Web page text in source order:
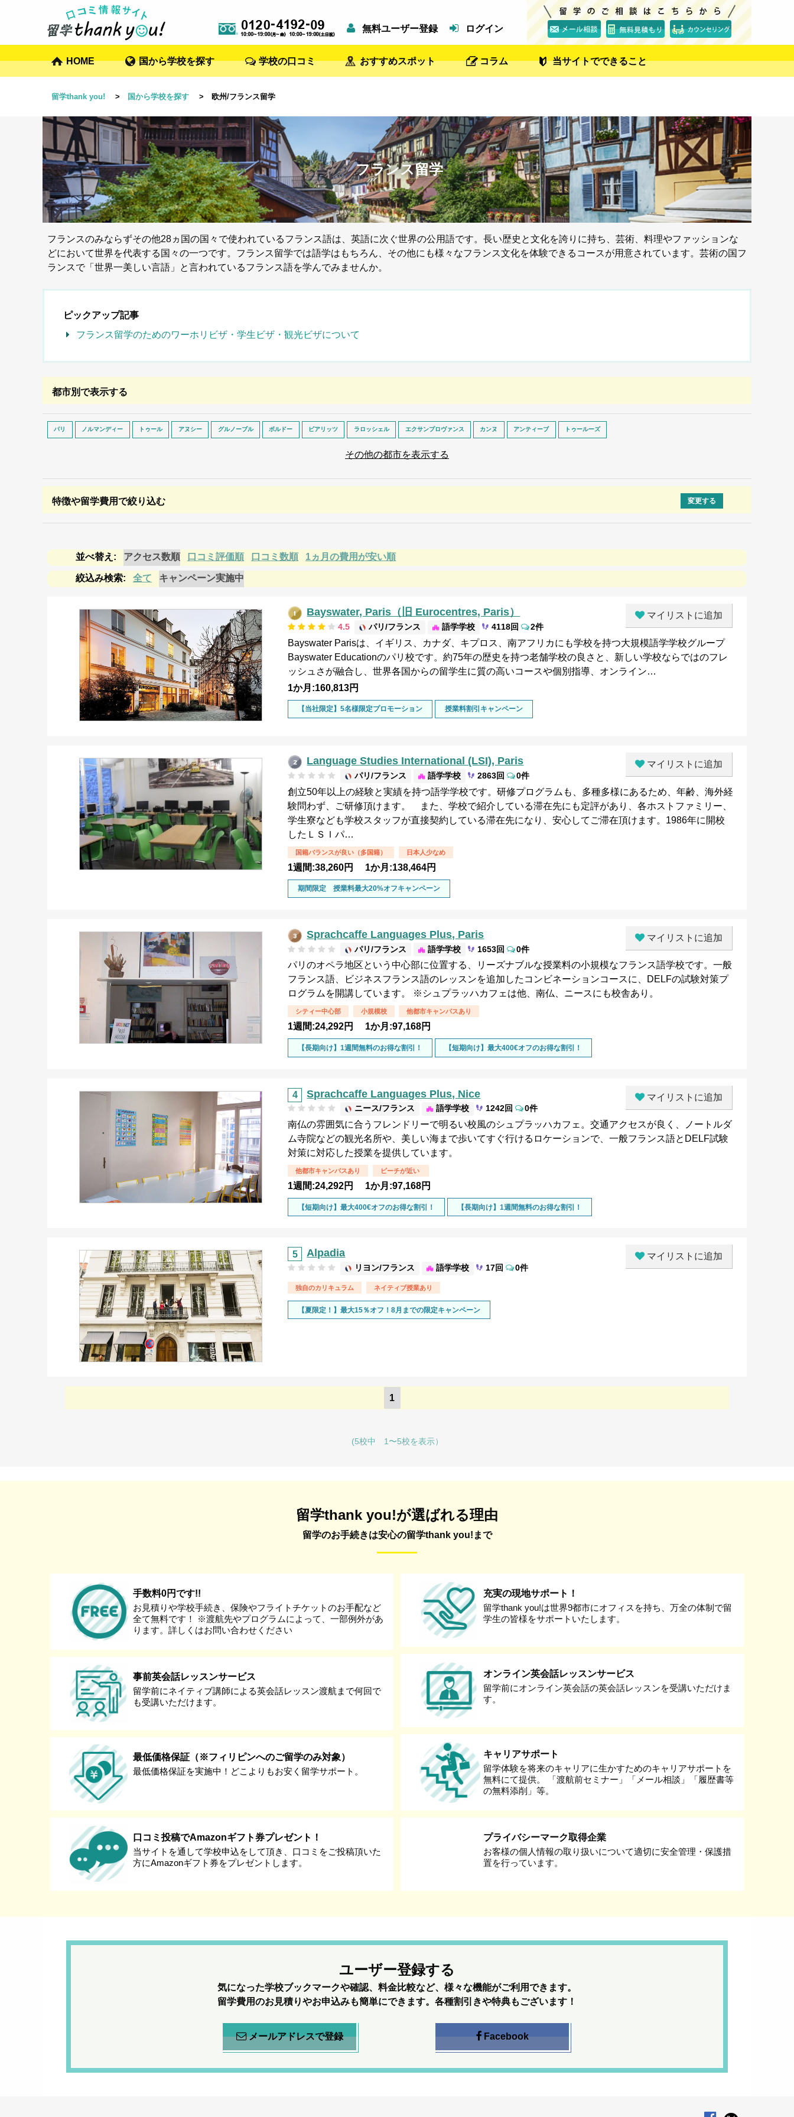
無料ユーザー登録 ログイン
HOME 国から学校を探す 学校の口コミ おすすめスポット コラム 当サイトでできること
留学thank you! > 国から学校を探す > 欧州/フランス留学
フランス留学
フランスのみならずその他28ヵ国の国々で使われているフランス語は、英語に次ぐ世界の公用語です。長い歴史と文化を誇りに持ち、芸術、料理やファッションな
どにおいて世界を代表する国々の一つです。フランス留学では語学はもちろん、その他にも様々なフランス文化を体験できるコースが用意されています。芸術の国フ
ランスで「世界一美しい言語」と言われているフランス語を学んでみませんか。
ピックアップ記事
フランス留学のためのワーホリビザ・学生ビザ・観光ビザについて
都市別で表示する
パリ ノルマンディー トゥール アヌシー グルノーブル ボルドー ビアリッツ ラロッシェル エクサンプロヴァンス カンヌ アンティーブ トゥールーズ
その他の都市を表示する
特徴や留学費用で絞り込む 変更する
アクセス数順 口コミ評価順 口コミ数順 1ヵ月の費用が安い順
全て キャンペーン実施中
マイリストに追加
Bayswater, Paris（旧 Eurocentres, Paris）
4.5 パリ/フランス 語学学校 4118回 2件
Bayswater Parisは、イギリス、カナダ、キプロス、南アフリカにも学校を持つ大規模語学学校グループ
Bayswater Educationのパリ校です。約75年の歴史を持つ老舗学校の良さと、新しい学校ならではのフレ
ッシュさが融合し、世界各国からの留学生に質の高いコースや個別指導、オンライン…
1か月:160,813円
【当社限定】5名様限定プロモーション 授業料割引キャンペーン
マイリストに追加
Language Studies International (LSI), Paris
パリ/フランス 語学学校 2863回 0件
創立50年以上の経験と実績を持つ語学学校です。研修プログラムも、多種多様にあるため、年齢、海外経
験問わず、ご研修頂けます。 また、学校で紹介している滞在先にも定評があり、各ホストファミリー、
学生寮なども学校スタッフが直接契約している滞在先になり、安心してご滞在頂けます。1986年に開校
したＬＳＩパ…
国籍バランスが良い（多国籍） 日本人少なめ
1週間:38,260円 1か月:138,464円
期間限定 授業料最大20%オフキャンペーン
マイリストに追加
Sprachcaffe Languages Plus, Paris
パリ/フランス 語学学校 1653回 0件
パリのオペラ地区という中心部に位置する、リーズナブルな授業料の小規模なフランス語学校です。一般
フランス語、ビジネスフランス語のレッスンを追加したコンビネーションコースに、DELFの試験対策プ
ログラムを開講しています。 ※シュプラッハカフェは他、南仏、ニースにも校舎あり。
シティー中心部 小規模校 他都市キャンパスあり
1週間:24,292円 1か月:97,168円
【長期向け】1週間無料のお得な割引！ 【短期向け】最大400€オフのお得な割引！
マイリストに追加
Sprachcaffe Languages Plus, Nice
ニース/フランス 語学学校 1242回 0件
南仏の雰囲気に合うフレンドリーで明るい校風のシュプラッハカフェ。交通アクセスが良く、ノートルダ
ム寺院などの観光名所や、美しい海まで歩いてすぐ行けるロケーションで、一般フランス語とDELF試験
対策に対応した授業を提供しています。
他都市キャンパスあり ビーチが近い
1週間:24,292円 1か月:97,168円
【短期向け】最大400€オフのお得な割引！ 【長期向け】1週間無料のお得な割引！
マイリストに追加
Alpadia
リヨン/フランス 語学学校 17回 0件
独自のカリキュラム ネイティブ授業あり
【夏限定！】最大15％オフ！8月までの限定キャンペーン
1
(5校中 1〜5校を表示）
留学thank you!が選ばれる理由
留学のお手続きは安心の留学thank you!まで
手数料0円です!!
お見積りや学校手続き、保険やフライトチケットのお手配など
全て無料です！ ※渡航先やプログラムによって、一部例外があ
ります。詳しくはお問い合わせください
事前英会話レッスンサービス
留学前にネイティブ講師による英会話レッスン渡航まで何回で
も受講いただけます。
最低価格保証（※フィリピンへのご留学のみ対象）
最低価格保証を実施中！どこよりもお安く留学サポート。
口コミ投稿でAmazonギフト券プレゼント！
当サイトを通して学校申込をして頂き、口コミをご投稿頂いた
方にAmazonギフト券をプレゼントします。
充実の現地サポート！
留学thank you!は世界9都市にオフィスを持ち、万全の体制で留
学生の皆様をサポートいたします。
オンライン英会話レッスンサービス
留学前にオンライン英会話の英会話レッスンを受講いただけま
す。
キャリアサポート
留学体験を将来のキャリアに生かすためのキャリアサポートを
無料にて提供。 「渡航前セミナー」「メール相談」「履歴書等
の無料添削」等。
プライバシーマーク取得企業
お客様の個人情報の取り扱いについて適切に安全管理・保護措
置を行っています。
ユーザー登録する
気になった学校ブックマークや確認、料金比較など、様々な機能がご利用できます。
留学費用のお見積りやお申込みも簡単にできます。各種割引きや特典もございます！
メールアドレスで登録 Facebook